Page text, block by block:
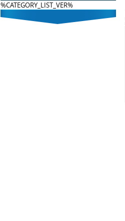
%CATEGORY_LIST_VER%